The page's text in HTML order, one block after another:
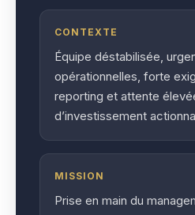
CONTEXTE
Équipe déstabilisée,
opérationnelles, forte
reporting et attente
d’investissement
MISSION
Prise en main du